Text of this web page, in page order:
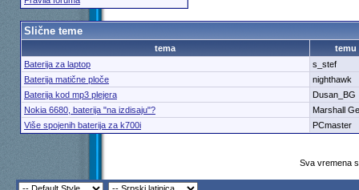
Slične teme
tema
temu
Baterija za laptop
s_stef
Baterija matične ploče
nighthawk
Baterija kod mp3 plejera
Dusan_BG
Nokia 6680, baterija "na izdisaju"?
Marshall
Više spojenih baterija za k700i
PCmaster
Sva vremena